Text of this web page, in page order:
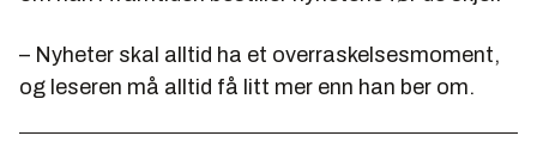
– Nyheter skal alltid ha et overraskelsesmoment,
og leseren må alltid få litt mer enn han ber om.